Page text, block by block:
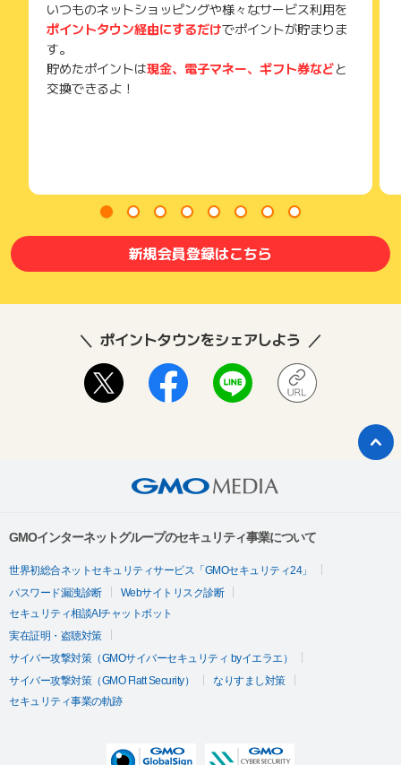
いつものネットショッピングや様々なサービス利用を
ポイントタウン経由にするだけでポイントが貯まりま
す。
貯めたポイントは現金、電子マネー、ギフト券などと
交換できるよ！
新規会員登録はこちら
ポイントタウンをシェアしよう
GMOインターネットグループのセキュリティ事業について
世界初総合ネットセキュリティサービス「GMOセキュリティ24」
パスワード漏洩診断
Webサイトリスク診断
セキュリティ相談AIチャットボット
実在証明・盗聴対策
サイバー攻撃対策（GMOサイバーセキュリティ byイエラエ）
サイバー攻撃対策（GMO Flatt Security）
なりすまし対策
セキュリティ事業の軌跡